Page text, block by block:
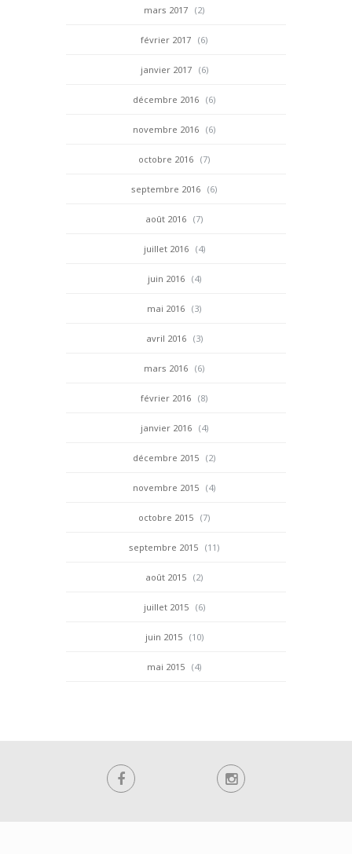
mars 2017 (2)
février 2017 (6)
janvier 2017 (6)
décembre 2016 (6)
novembre 2016 (6)
octobre 2016 (7)
septembre 2016 (6)
août 2016 (7)
juillet 2016 (4)
juin 2016 (4)
mai 2016 (3)
avril 2016 (3)
mars 2016 (6)
février 2016 (8)
janvier 2016 (4)
décembre 2015 (2)
novembre 2015 (4)
octobre 2015 (7)
septembre 2015 (11)
août 2015 (2)
juillet 2015 (6)
juin 2015 (10)
mai 2015 (4)